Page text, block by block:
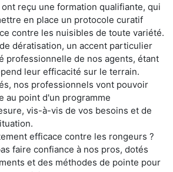
reçu une formation qualifiante, qui
en place un protocole curatif
contre les nuisibles de toute variété.
dératisation, un accent particulier
professionnelle de nos agents, étant
leur efficacité sur le terrain.
nos professionnels vont pouvoir
au point d'un programme
vis-à-vis de vos besoins et de
efficace contre les rongeurs ?
faire confiance à nos pros, dotés
et des méthodes de pointe pour